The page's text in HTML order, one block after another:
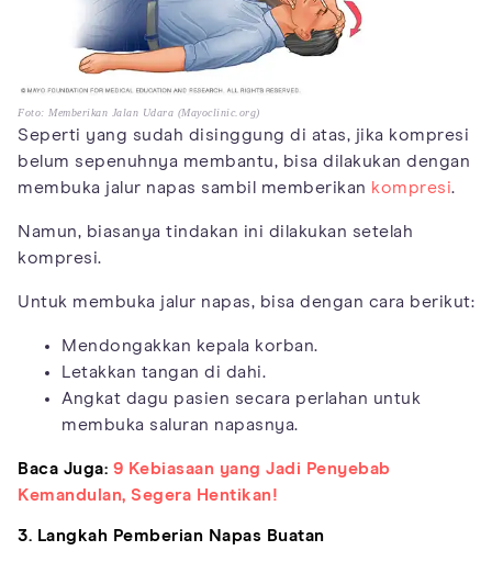
Foto: Memberikan Jalan Udara (Mayoclinic.org)
Seperti yang sudah disinggung di atas, jika kompresi
belum sepenuhnya membantu, bisa dilakukan dengan
membuka jalur napas sambil memberikan kompresi.
Namun, biasanya tindakan ini dilakukan setelah
kompresi.
Untuk membuka jalur napas, bisa dengan cara berikut:
Mendongakkan kepala korban.
Letakkan tangan di dahi.
Angkat dagu pasien secara perlahan untuk
membuka saluran napasnya.
Baca Juga: 9 Kebiasaan yang Jadi Penyebab
Kemandulan, Segera Hentikan!
3. Langkah Pemberian Napas Buatan